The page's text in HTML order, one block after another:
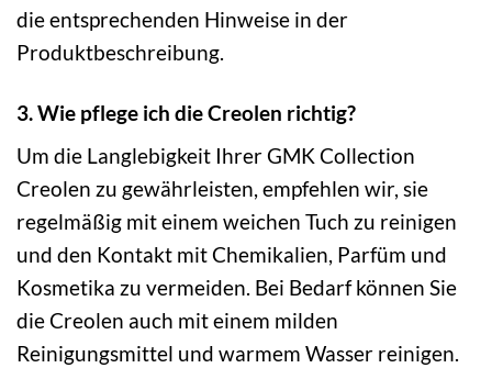
die entsprechenden Hinweise in der
Produktbeschreibung.
3. Wie pflege ich die Creolen richtig?
Um die Langlebigkeit Ihrer GMK Collection
Creolen zu gewährleisten, empfehlen wir, sie
regelmäßig mit einem weichen Tuch zu reinigen
und den Kontakt mit Chemikalien, Parfüm und
Kosmetika zu vermeiden. Bei Bedarf können Sie
die Creolen auch mit einem milden
Reinigungsmittel und warmem Wasser reinigen.